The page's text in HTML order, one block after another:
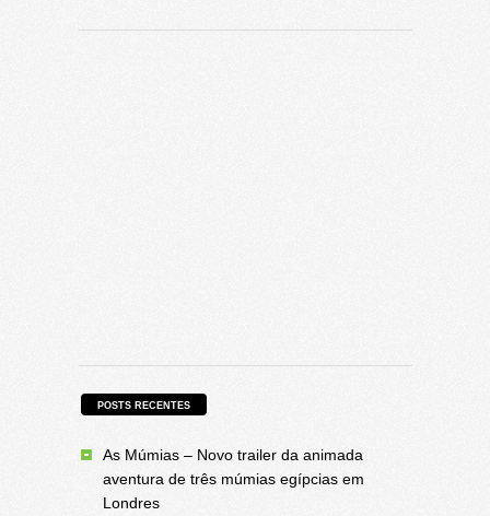
POSTS RECENTES
As Múmias – Novo trailer da animada
aventura de três múmias egípcias em
Londres